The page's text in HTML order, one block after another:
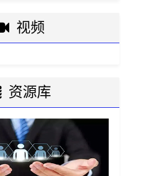
视频
资源库